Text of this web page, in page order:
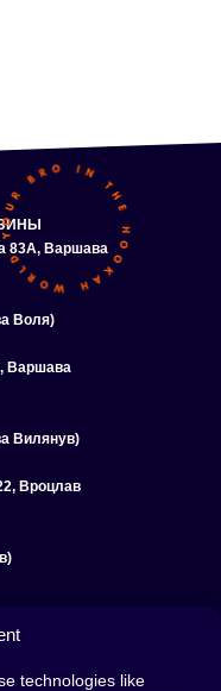
technologies like
83A, Варшава
Воля)
Варшава
Вилянув)
Вроцлав